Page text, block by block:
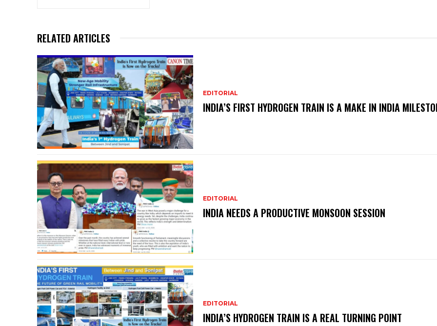
RELATED ARTICLES
EDITORIAL
INDIA’S FIRST HYDROGEN TRAIN IS A MAKE IN INDIA
EDITORIAL
INDIA NEEDS A PRODUCTIVE MONSOON SESSION
EDITORIAL
INDIA’S HYDROGEN TRAIN IS A REAL TURNING POINT